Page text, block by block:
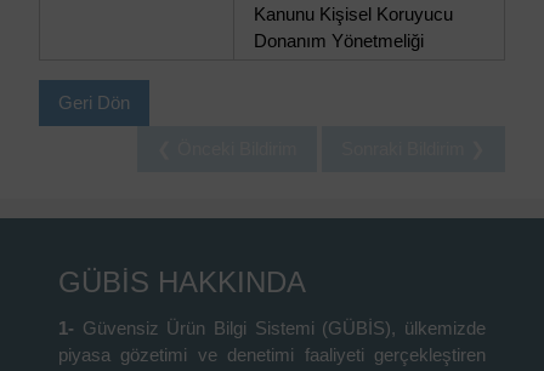
Kanunu Kişisel Koruyucu
Donanım Yönetmeliği
Geri Dön
GÜBİS HAKKINDA
1- Güvensiz Ürün Bilgi Sistemi (GÜBİS), ülkemizde
piyasa gözetimi ve denetimi faaliyeti gerçekleştiren